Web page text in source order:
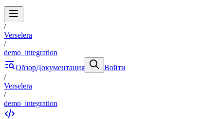
/
Verselera
/
demo_integration
ОбзорДокументация
Войти
/
Verselera
/
demo_integration